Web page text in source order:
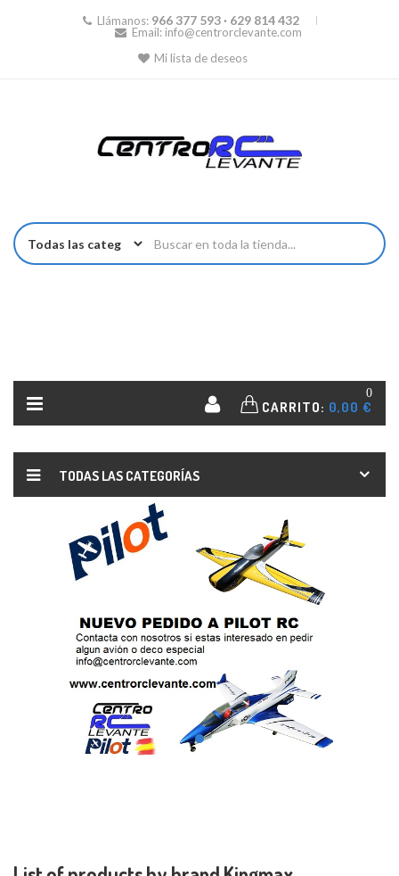
Llámanos: 966 377 593 · 629 814 432
Email: info@centrorclevante.com
Mi lista de deseos
0
CARRITO: 0,00 €
TODAS LAS CATEGORÍAS